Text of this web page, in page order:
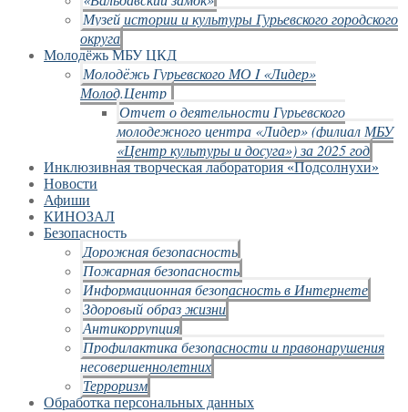
Музей истории и культуры Гурьевского городского
округа
Молодёжь МБУ ЦКД
Молодёжь Гурьевского МО I «Лидер»
Молод.Центр
Отчет о деятельности Гурьевского
молодежного центра «Лидер» (филиал МБУ
«Центр культуры и досуга») за 2025 год
Инклюзивная творческая лаборатория «Подсолнухи»
Новости
Афиши
КИНОЗАЛ
Безопасность
Дорожная безопасность
Пожарная безопасность
Информационная безопасность в Интернете
Здоровый образ жизни
Антикоррупция
Профилактика безопасности и правонарушения
несовершеннолетних
Терроризм
Обработка персональных данных